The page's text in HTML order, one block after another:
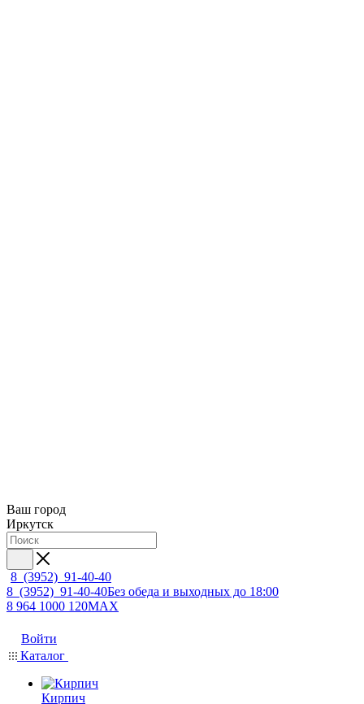
Ваш город
Иркутск
8 (3952) 91-40-40
8 (3952) 91-40-40Без обеда и выходных до 18:00
8 964 1000 120MAX
Войти
Каталог
Кирпич